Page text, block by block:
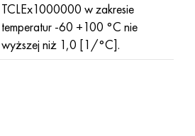
TCLEx1000000 w zakresie
temperatur -60 +100 °C nie
wyższej niż 1,0 [1/°C].